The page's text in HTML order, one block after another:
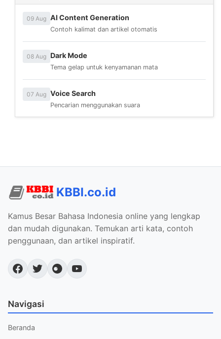
09 Aug AI Content Generation
Contoh kalimat dan artikel otomatis
08 Aug Dark Mode
Tema gelap untuk kenyamanan mata
07 Aug Voice Search
Pencarian menggunakan suara
KBBI.co.id
Kamus Besar Bahasa Indonesia online yang lengkap
dan mudah digunakan. Temukan arti kata, contoh
penggunaan, dan artikel inspiratif.
Navigasi
Beranda